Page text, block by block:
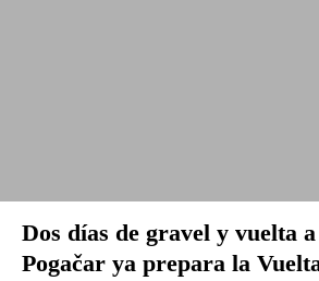
Dos días de gravel y vuelta
Pogačar ya prepara la